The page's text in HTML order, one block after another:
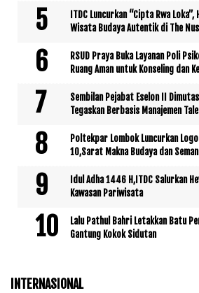
ITDC Luncurkan “Cipta Rwa
Wisata Budaya Autentik di The
RSUD Praya Buka Layanan Poli
Ruang Aman untuk Konseling dan
Sembilan Pejabat Eselon II
Tegaskan Berbasis Manajemen
Poltekpar Lombok Luncurkan
10,Sarat Makna Budaya dan
Idul Adha 1446 H,ITDC Salurkan
Kawasan Pariwisata
Lalu Pathul Bahri Letakkan Batu
Gantung Kokok Sidutan
INTERNASIONAL